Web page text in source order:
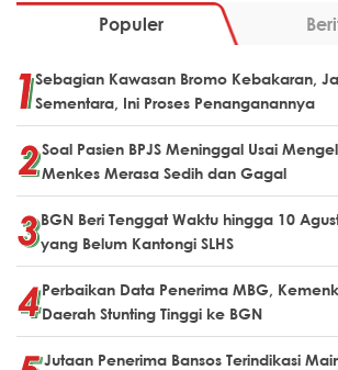
Populer
Sebagian Kawasan Bromo Kebakaran,
Sementara, Ini Proses Penanganannya
Soal Pasien BPJS Meninggal Usai
Menkes Merasa Sedih dan Gagal
BGN Beri Tenggat Waktu hingga 10
yang Belum Kantongi SLHS
Perbaikan Data Penerima MBG,
Daerah Stunting Tinggi ke BGN
Jutaan Penerima Bansos Terindikasi